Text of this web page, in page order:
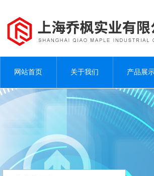
网站首页 关于我们 产品展